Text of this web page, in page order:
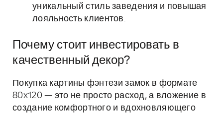
уникальный стиль заведения и повышая
лояльность клиентов.
Почему стоит инвестировать в
качественный декор?
Покупка картины фэнтези замок в формате
80x120 — это не просто расход, а вложение в
создание комфортного и вдохновляющего